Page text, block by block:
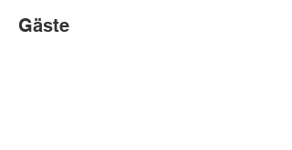
Gäste